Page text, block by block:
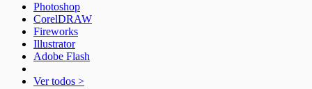
Photoshop
CorelDRAW
Fireworks
Illustrator
Adobe Flash
Ver todos >